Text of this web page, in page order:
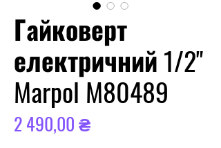
Гайковерт
електричний 1/2"
Marpol M80489
2 490,00 ₴Ціна